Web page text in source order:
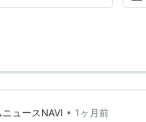
ュースNAVI • 1ヶ月前